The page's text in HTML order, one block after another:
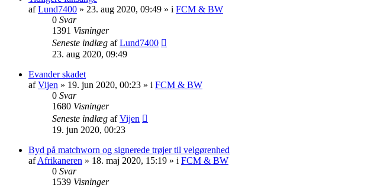
afLund7400 » 23. aug 2020, 09:49 » i FCM & BW
0 Svar
1391 Visninger
Seneste indlæg afLund7400
23. aug 2020, 09:49
Evander skadet
afVijen » 19. jun 2020, 00:23 » i FCM & BW
0 Svar
1680 Visninger
Seneste indlæg afVijen
19. jun 2020, 00:23
Byd på matchworn og signerede trøjer til velgørenhed
afAfrikaneren » 18. maj 2020, 15:19 » i FCM & BW
0 Svar
1539 Visninger